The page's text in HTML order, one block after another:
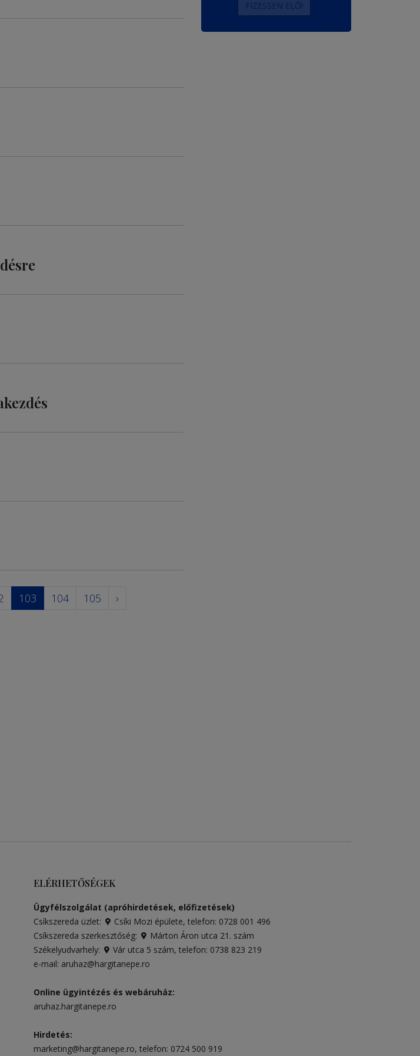
103 104 105 ›
ELÉRHETŐSÉGEK
Ügyfélszolgálat (apróhirdetések, előfizetések)
Csíkszereda üzlet:
Csíki Mozi épülete, telefon: 0728 001 496
Csíkszereda szerkesztőség:
Márton Áron utca 21. szám
Székelyudvarhely:
Vár utca 5 szám, telefon: 0738 823 219
e-mail: aruhaz@hargitanepe.ro
Online ügyintézés és webáruház:
aruhaz.hargitanepe.ro
Hirdetés:
marketing@hargitanepe.ro, telefon: 0724 500 919